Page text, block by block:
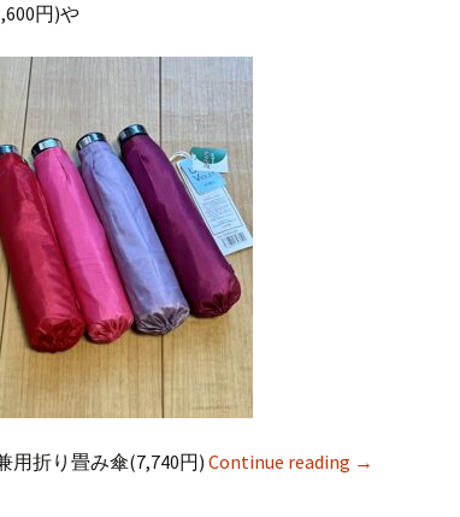
円)や
用折り畳み傘(7,740円) Continue reading →